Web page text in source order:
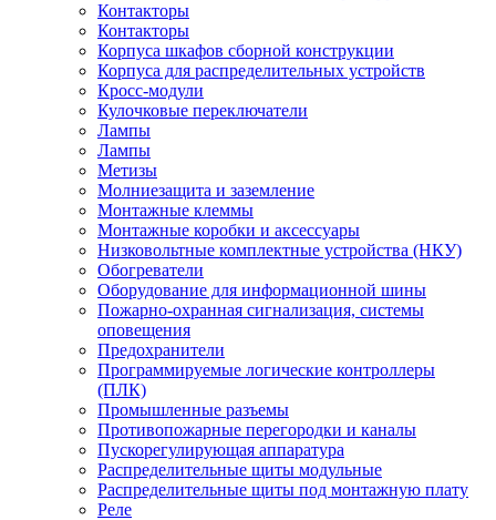
Контакторы
Контакторы
Корпуса шкафов сборной конструкции
Корпуса для распределительных устройств
Кросс-модули
Кулочковые переключатели
Лампы
Лампы
Метизы
Молниезащита и заземление
Монтажные клеммы
Монтажные коробки и аксессуары
Низковольтные комплектные устройства (НКУ)
Обогреватели
Оборудование для информационной шины
Пожарно-охранная сигнализация, системы
оповещения
Предохранители
Программируемые логические контроллеры
(ПЛК)
Промышленные разъемы
Противопожарные перегородки и каналы
Пускорегулирующая аппаратура
Распределительные щиты модульные
Распределительные щиты под монтажную плату
Реле